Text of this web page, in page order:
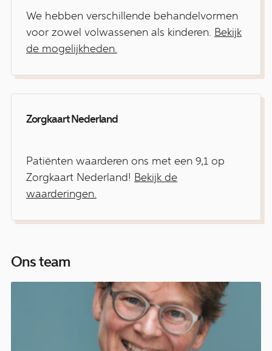
We hebben verschillende behandelvormen
voor zowel volwassenen als kinderen. Bekijk
de mogelijkheden.
Zorgkaart Nederland
Patiënten waarderen ons met een 9,1 op
Zorgkaart Nederland! Bekijk de
waarderingen.
Ons team